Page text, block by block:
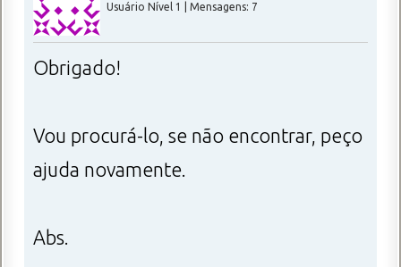
Usuário Nível 1 | Mensagens: 7
Obrigado!
Vou procurá-lo, se não encontrar, peço
ajuda novamente.
Abs.